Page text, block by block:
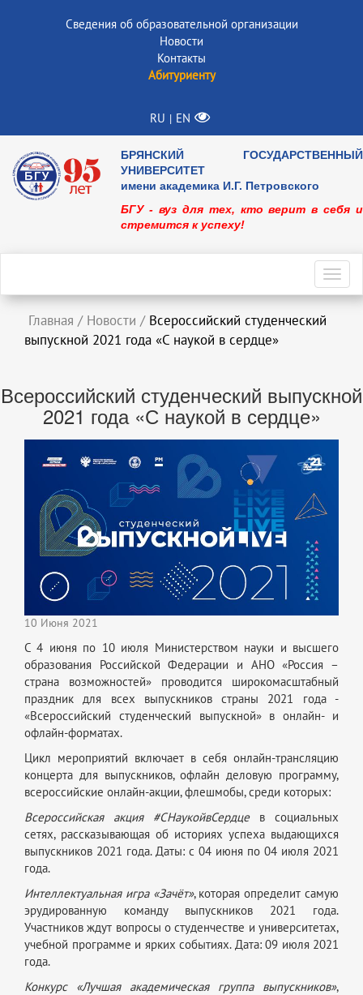
Сведения об образовательной организации
Новости
Контакты
Абитуриенту
RU | EN
БРЯНСКИЙ ГОСУДАРСТВЕННЫЙ
УНИВЕРСИТЕТ
имени академика И.Г. Петровского
БГУ - вуз для тех, кто верит в себя и
стремится к успеху!
Главная / Новости / Всероссийский студенческий
выпускной 2021 года «С наукой в сердце»
Всероссийский студенческий выпускной
2021 года «С наукой в сердце»
10 Июня 2021
С 4 июня по 10 июля Министерством науки и высшего
образования Российской Федерации и АНО «Россия –
страна возможностей» проводится широкомасштабный
праздник для всех выпускников страны 2021 года -
«Всероссийский студенческий выпускной» в онлайн- и
офлайн-форматах.
Цикл мероприятий включает в себя онлайн-трансляцию
концерта для выпускников, офлайн деловую программу,
всероссийские онлайн-акции, флешмобы, среди которых:
Всероссийская акция #СНаукойвСердцев социальных
сетях, рассказывающая об историях успеха выдающихся
выпускников 2021 года. Даты: с 04 июня по 04 июля 2021
года.
Интеллектуальная игра «Зачёт», которая определит самую
эрудированную команду выпускников 2021 года.
Участников ждут вопросы о студенчестве и университетах,
учебной программе и ярких событиях. Дата: 09 июля 2021
года.
Конкурс «Лучшая академическая группа выпускников»,